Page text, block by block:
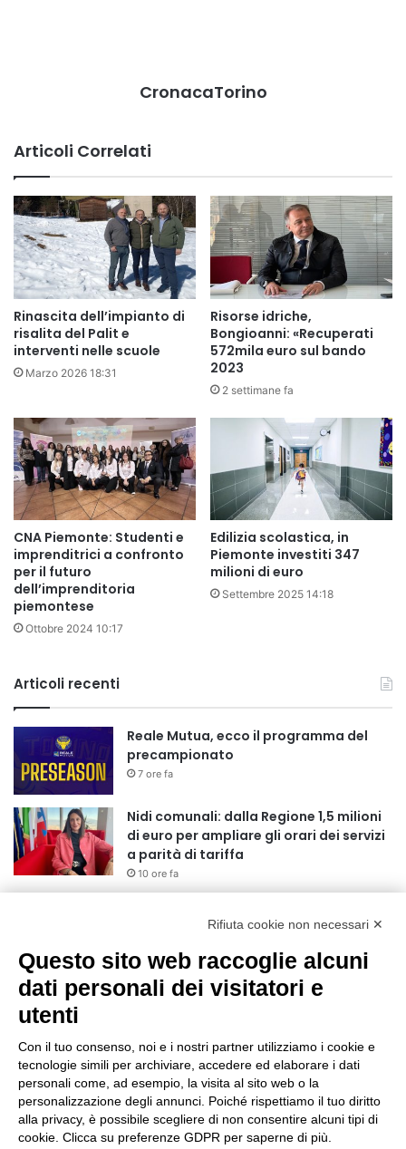
CronacaTorino
Articoli Correlati
Rinascita dell’impianto di
risalita del Palit e
interventi nelle scuole
Marzo 2026 18:31
Risorse idriche,
Bongioanni: «Recuperati
572mila euro sul bando
2023
2 settimane fa
CNA Piemonte: Studenti e
imprenditrici a confronto
per il futuro
dell’imprenditoria
piemontese
Ottobre 2024 10:17
Edilizia scolastica, in
Piemonte investiti 347
milioni di euro
Settembre 2025 14:18
Articoli recenti
Reale Mutua, ecco il programma del
precampionato
7 ore fa
Nidi comunali: dalla Regione 1,5 milioni
di euro per ampliare gli orari dei servizi
a parità di tariffa
10 ore fa
collegamenti verso la collina
Sauze d’Oulx: il secondo weekend di
11 ore fa
Un nuovo modello di IA stima il volume
dei ghiacciai del pianeta
12 ore fa
Rifiuta cookie non necessari ✕
Questo sito web raccoglie alcuni
dati personali dei visitatori e
utenti
Con il tuo consenso, noi e i nostri partner utilizziamo i cookie e
tecnologie simili per archiviare, accedere ed elaborare i dati
personali come, ad esempio, la visita al sito web o la
personalizzazione degli annunci. Poiché rispettiamo il tuo diritto
alla privacy, è possibile scegliere di non consentire alcuni tipi di
cookie. Clicca su preferenze GDPR per saperne di più.